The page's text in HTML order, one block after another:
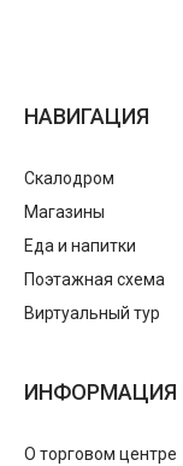
НАВИГАЦИЯ
Скалодром
Магазины
Еда и напитки
Поэтажная схема
Виртуальный тур
ИНФОРМАЦИЯ
О торговом центре